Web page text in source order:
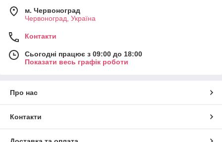
м. Червоноград
Червоноград, Україна
Контакти
Сьогодні працює з 09:00 до 18:00
Показати весь графік роботи
Про нас
Контакти